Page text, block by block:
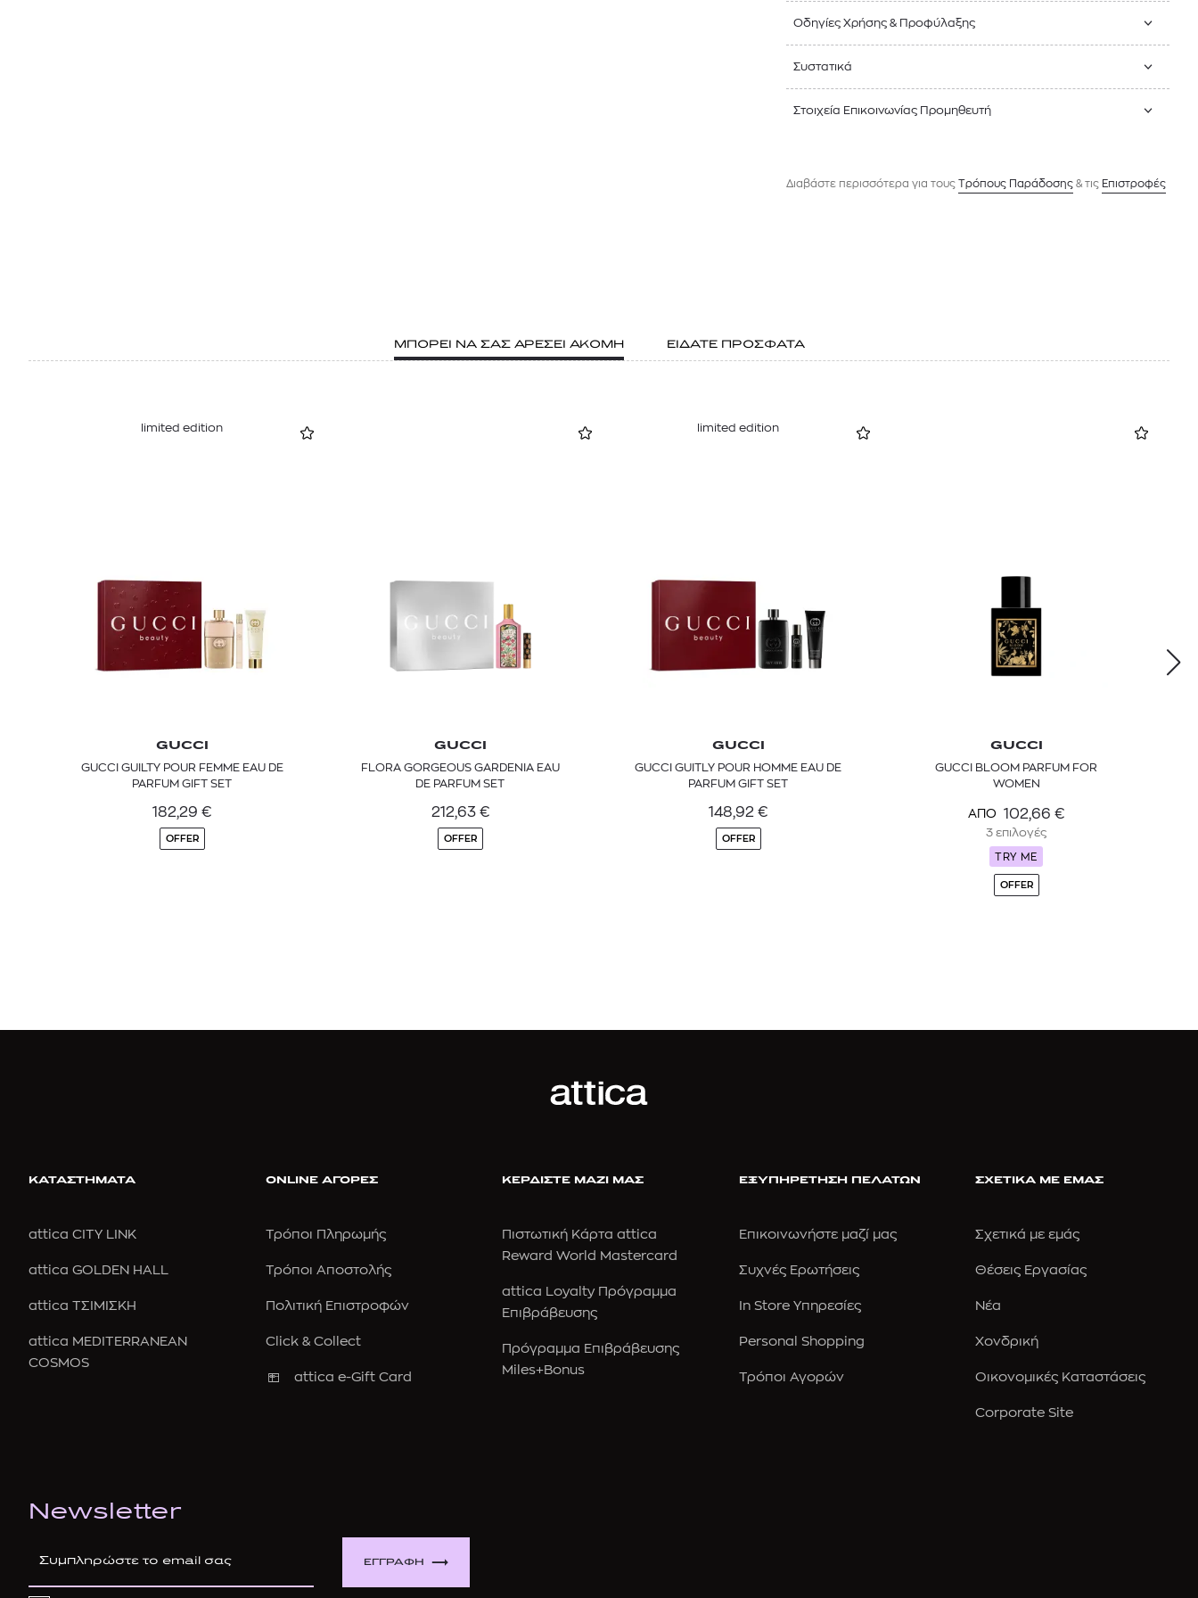
Οδηγίες Χρήσης & Προφύλαξης
Συστατικά
Στοιχεία Επικοινωνίας Προμηθευτή
Διαβάστε περισσότερα για τους Tρόπους Παράδοσης & τις Επιστροφές
ΜΠΟΡΕΙ ΝΑ ΣΑΣ ΑΡΕΣΕΙ ΑΚΟΜΗ ΕΙΔΑΤΕ ΠΡΟΣΦΑΤΑ
limited edition
GUCCI
GUCCI GUILTY POUR FEMME EAU DE
PARFUM GIFT SET
182,29 €
OFFER
GUCCI
FLORA GORGEOUS GARDENIA EAU
DE PARFUM SET
212,63 €
OFFER
limited edition
GUCCI
GUCCI GUITLY POUR HOMME EAU DE
PARFUM GIFT SET
148,92 €
OFFER
GUCCI
GUCCI BLOOM PARFUM FOR
WOMEN
ΑΠΟ 102,66 €
3 επιλογές
TRY ME
OFFER
ΚΑΤΑΣΤΗΜΑΤΑ
attica CITY LINK
attica GOLDEN HALL
attica ΤΣΙΜΙΣΚΗ
attica MEDITERRANEAN
COSMOS
ONLINE ΑΓΟΡΕΣ
Τρόποι Πληρωμής
Τρόποι Αποστολής
Πολιτική Επιστροφών
Click & Collect
attica e-Gift Card
ΚΕΡΔΙΣΤΕ ΜΑΖΙ ΜΑΣ
Πιστωτική Κάρτα attica
Reward World Mastercard
attica Loyalty Πρόγραμμα
Επιβράβευσης
Πρόγραμμα Επιβράβευσης
Miles+Bonus
ΕΞΥΠΗΡΕΤΗΣΗ ΠΕΛΑΤΩΝ
Επικοινωνήστε μαζί μας
Συχνές Ερωτήσεις
In Store Υπηρεσίες
Personal Shopping
Τρόποι Αγορών
ΣΧΕΤΙΚΑ ΜΕ ΕΜΑΣ
Σχετικά με εμάς
Θέσεις Εργασίας
Νέα
Χονδρική
Οικονομικές Καταστάσεις
Corporate Site
Newsletter
ΕΓΓΡΑΦΗ